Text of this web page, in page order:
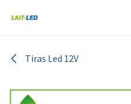
Tiras Led 12V